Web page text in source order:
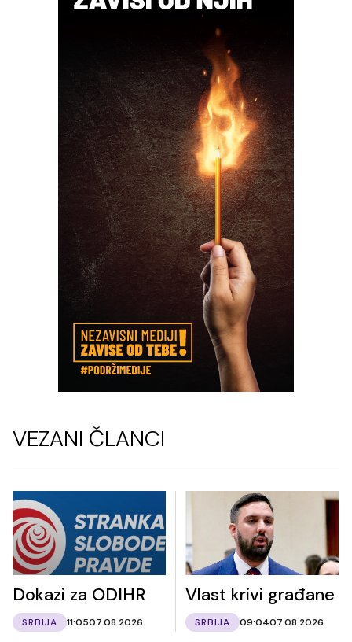
VEZANI ČLANCI
Dokazi za ODIHR
SRBIJA 11:0507.08.2026.
Vlast krivi građane
SRBIJA 09:0407.08.2026.